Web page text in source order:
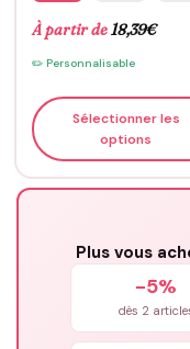
À partir de18,39€
✏️ Personnalisable
Sélectionner les
options
Plus vous
-5%
dès 2